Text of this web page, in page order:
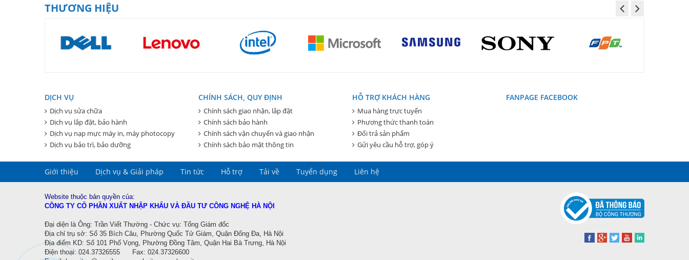
THƯƠNG HIỆU
DỊCH VỤ
Dịch vụ sửa chữa
Dịch vụ lắp đặt, bảo hành
Dịch vụ nạp mực máy in, máy photocopy
Dịch vụ bảo trì, bảo dưỡng
CHÍNH SÁCH, QUY ĐỊNH
Chính sách giao nhận, lắp đặt
Chính sách bảo hành
Chính sách vận chuyển và giao nhận
Chính sách bảo mật thông tin
HỖ TRỢ KHÁCH HÀNG
Mua hàng trực tuyến
Phương thức thanh toán
Đổi trả sản phẩm
Gửi yêu cầu hỗ trợ, góp ý
FANPAGE FACEBOOK
Giới thiệu Dịch vụ & Giải pháp Tin tức Hỗ trợ Tải về Tuyển dụng Liên hệ
Website thuộc bản quyền của:
CÔNG TY CỔ PHẦN XUẤT NHẬP KHẨU VÀ ĐẦU TƯ CÔNG NGHỆ HÀ NỘI
Đại diện là Ông: Trần Viết Thường - Chức vụ: Tổng Giám đốc
Địa chỉ trụ sở: Số 35 Bích Câu, Phường Quốc Tử Giám, Quận Đống Đa, Hà Nội
Địa điểm KD: Số 101 Phố Vọng, Phường Đồng Tâm, Quận Hai Bà Trưng, Hà Nội
Điện thoại: 024.37326555 Fax: 024.37326600